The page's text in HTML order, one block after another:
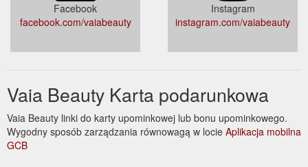
Facebook
facebook.com/vaiabeauty
Instagram
instagram.com/vaiabeauty
Vaia Beauty Karta podarunkowa
Vaia Beauty linki do karty upominkowej lub bonu upominkowego.
Wygodny sposób zarządzania równowagą w locie Aplikacja mobilna
GCB